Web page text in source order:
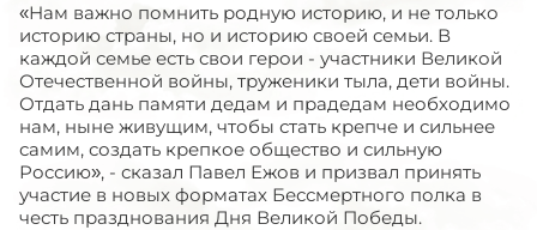
«Нам важно помнить родную историю, и не только
историю страны, но и историю своей семьи. В
каждой семье есть свои герои - участники Великой
Отечественной войны, труженики тыла, дети войны.
Отдать дань памяти дедам и прадедам необходимо
нам, ныне живущим, чтобы стать крепче и сильнее
самим, создать крепкое общество и сильную
Россию», - сказал Павел Ежов и призвал принять
участие в новых форматах Бессмертного полка в
честь празднования Дня Великой Победы.